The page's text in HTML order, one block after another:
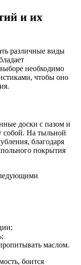
и их
различные виды
необходимо
чтобы оно
доски с пазом и
На тыльной
благодаря
покрытия
маслом.
боится